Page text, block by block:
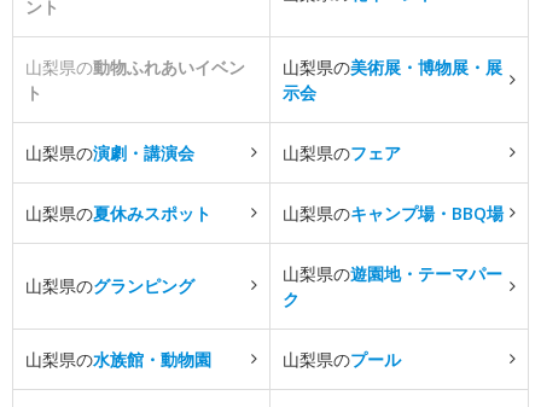
ント
山梨県の動物ふれあいイベン
ト
山梨県の美術展・博物展・展
示会
山梨県の演劇・講演会 山梨県のフェア
山梨県の夏休みスポット 山梨県のキャンプ場・BBQ場
山梨県のグランピング
山梨県の遊園地・テーマパー
ク
山梨県の水族館・動物園 山梨県のプール